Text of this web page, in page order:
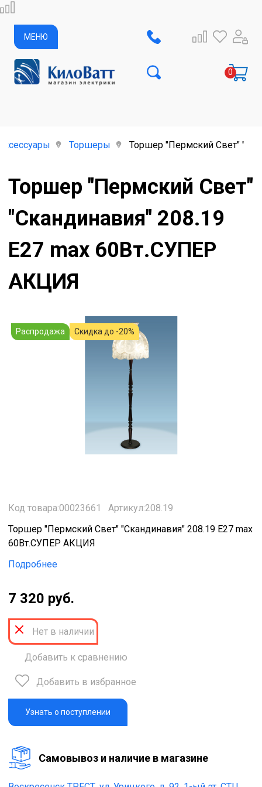
МЕНЮ
Торшеры Торшер "Пермский Свет"
Торшер "Пермский Свет"
"Скандинавия" 208.19
Е27 max 60Вт.СУПЕР
АКЦИЯ
Распродажа Скидка до -20%
Код товара:00023661
Артикул:208.19
Торшер "Пермский Свет" "Скандинавия" 208.19 Е27 max
60Вт.СУПЕР АКЦИЯ
Подробнее
7 320 руб.
Нет в наличии
Добавить к сравнению
Добавить в избранное
Узнать о поступлении
Cамовывоз и наличие в магазине